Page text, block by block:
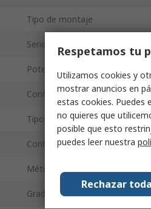
Tipo de montaje
Serie
Potencia máxima
Configuración de polos
Tipo de Terminal
Configuración de contactos
Método de reinicio
Grado de protección IP
Respetamos tu
Utilizamos cookies y
mostrar anuncios en
estas cookies. Puedes
no quieres que
posible que esto
puedes leer nuestra
Rechazar